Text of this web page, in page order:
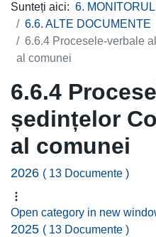
Sunteți aici: 6.
6.6. ALTE DOCUMENTE
6.6.4 Procesele-verbale
al comunei
6.6.4
ședințelor
al comunei
2026 ( 13 Documente )
Open category in new
2025 ( 13 Documente )